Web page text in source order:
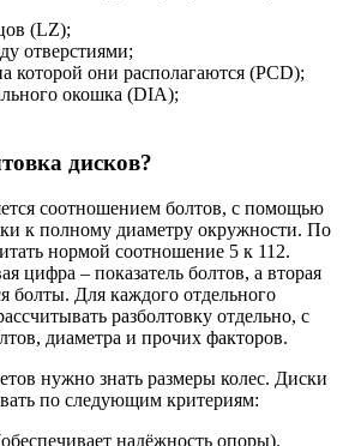
(LZ);
отверстиями;
которой они располагаются (PCD);
окошка (DIA);
дисков?
соотношением болтов, с помощью
к полному диаметру окружности. По
нормой соотношение 5 к 112.
цифра – показатель болтов, а вторая
болты. Для каждого отдельного
разболтовку отдельно, с
диаметра и прочих факторов.
нужно знать размеры колес. Диски
по следующим критериям:
надёжность опоры).